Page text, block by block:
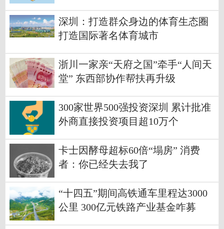
深圳：打造群众身边的体育生态圈
打造国际著名体育城市
浙川一家亲“天府之国”牵手“人间天
堂” 东西部协作帮扶再升级
300家世界500强投资深圳 累计批准
外商直接投资项目超10万个
卡士因酵母超标60倍“塌房” 消费
者：你已经失去我了
“十四五”期间高铁通车里程达3000
公里 300亿元铁路产业基金咋募